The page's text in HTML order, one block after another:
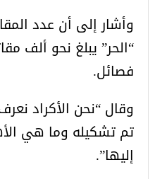
وأشار إلى أن عدد
“الحر” يبلغ نحو ألف
فصائل.
وقال “نحن الأكراد
تم تشكيله وما هي
إليها”.